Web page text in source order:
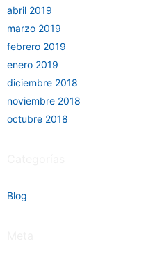
abril 2019
marzo 2019
febrero 2019
enero 2019
diciembre 2018
noviembre 2018
octubre 2018
Blog